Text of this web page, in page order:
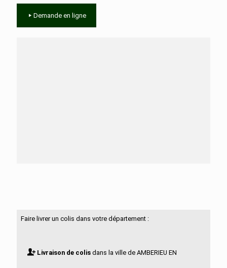
Demande en ligne
Faire livrer un colis dans votre département :
Livraison de colisdans la ville de AMBERIEU EN